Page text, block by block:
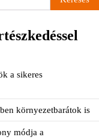
a sikeres
környezetbarátok is
módja a